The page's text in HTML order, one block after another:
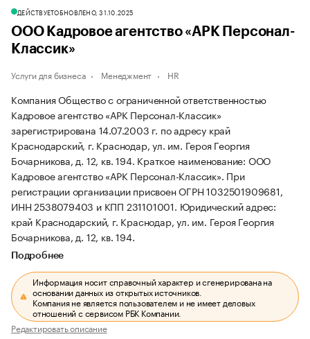
ДЕЙСТВУЕТОБНОВЛЕНО, 31.10.2025
ООО Кадровое агентство «АРК Персонал-
Классик»
Услуги для бизнеса Менеджмент HR
Компания Общество с ограниченной ответственностью
Кадровое агентство «АРК Персонал-Классик»
зарегистрирована 14.07.2003 г. по адресу край
Краснодарский, г. Краснодар, ул. им. Героя Георгия
Бочарникова, д. 12, кв. 194. Краткое наименование: ООО
Кадровое агентство «АРК Персонал-Классик». При
регистрации организации присвоен ОГРН 1032501909681,
ИНН 2538079403 и КПП 231101001. Юридический адрес:
край Краснодарский, г. Краснодар, ул. им. Героя Георгия
Бочарникова, д. 12, кв. 194.
Подробнее
Информация носит справочный характер и сгенерирована на
основании данных из открытых источников.
Компания не является пользователем и не имеет деловых
отношений с сервисом РБК Компании.
Редактировать описание